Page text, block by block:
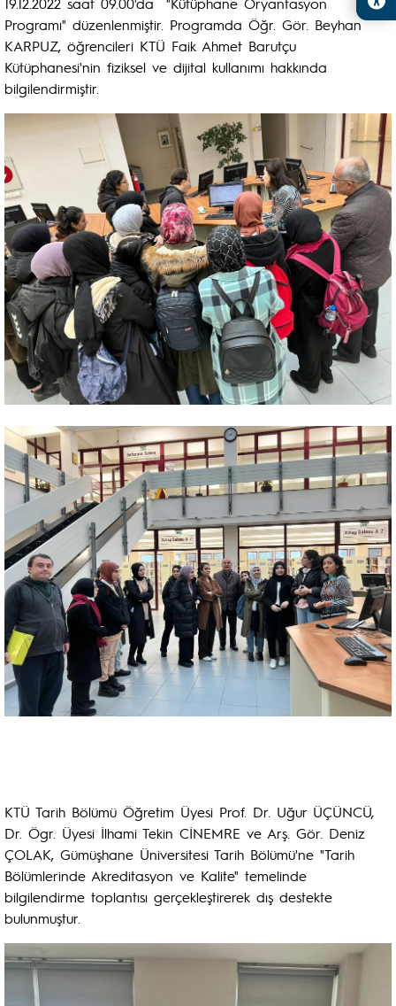
Programı" düzenlenmiştir. Programda Öğr. Gör. Beyhan
KARPUZ, öğrencileri KTÜ Faik Ahmet Barutçu
Kütüphanesi'nin fiziksel ve dijital kullanımı hakkında
bilgilendirmiştir.
KTÜ Tarih Bölümü Öğretim Üyesi Prof. Dr. Uğur ÜÇÜNCÜ,
Dr. Ögr. Üyesi İlhami Tekin CİNEMRE ve Arş. Gör. Deniz
ÇOLAK, Gümüşhane Üniversitesi Tarih Bölümü'ne "Tarih
Bölümlerinde Akreditasyon ve Kalite" temelinde
bilgilendirme toplantısı gerçekleştirerek dış destekte
bulunmuştur.